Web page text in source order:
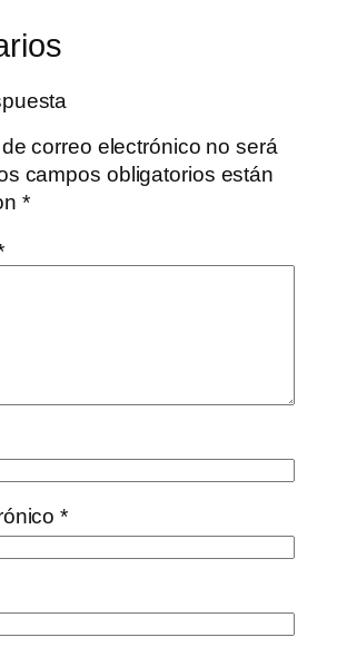
correo electrónico no será
campos obligatorios están
*
*